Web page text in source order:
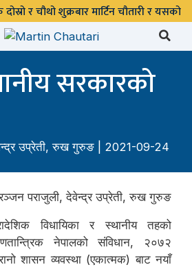
सरकारको
उप्रेती,रुख गुरुङ | 2021-09-24
पराजुली, देवेन्द्र उप्रेती, रुख गुरुङ
विधायिका र स्थानीय तहको
नेपालको संविधान, २०७२
शासन व्यवस्था (एकात्मक) बाट नयाँ